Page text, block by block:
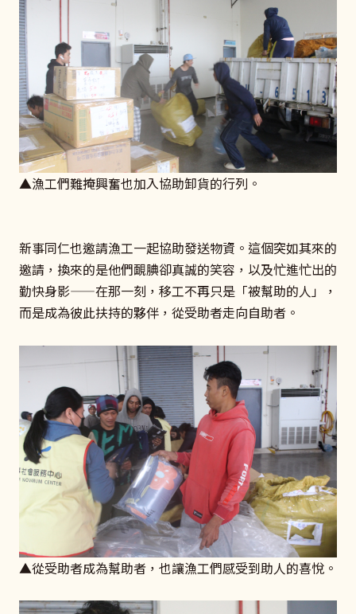
▲漁工們難掩興奮也加入協助卸貨的行列。
新事同仁也邀請漁工一起協助發送物資。這個突如其來的
邀請，換來的是他們靦腆卻真誠的笑容，以及忙進忙出的
勤快身影——在那一刻，移工不再只是「被幫助的人」，
而是成為彼此扶持的夥伴，從受助者走向自助者。
▲從受助者成為幫助者，也讓漁工們感受到助人的喜悅。